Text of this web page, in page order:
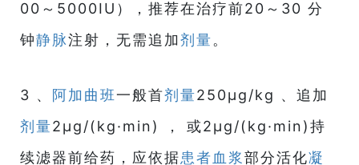
00～5000IU），推荐在治疗前20～30 分
钟静脉注射，无需追加剂量。
3 、 阿加曲班一般首剂量250μg/kg 、追加
剂量2μg/(kg·min) ， 或2μg/(kg·min)持
续滤器前给药，应依据患者血浆部分活化凝